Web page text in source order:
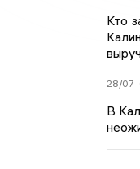
Кто
28/07
В